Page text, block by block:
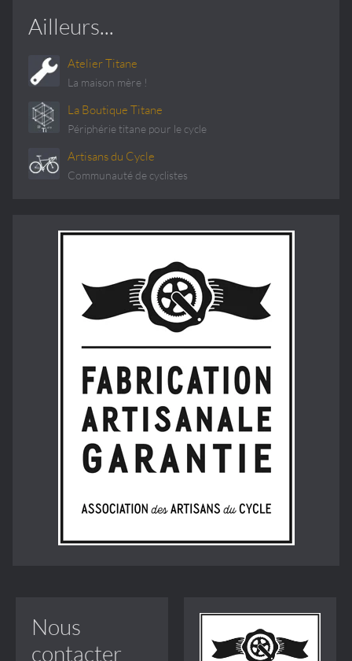
Ailleurs...
Atelier Titane
La maison mère !
La Boutique Titane
Périphérie titane pour le cycle
Artisans du Cycle
Communauté de cyclistes
Nous
contacter